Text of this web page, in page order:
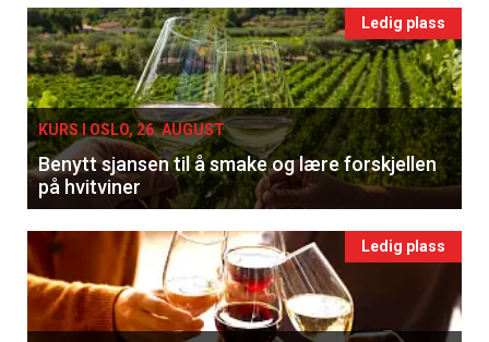
Ledig plass
KURS I OSLO, 26. AUGUST
Benytt sjansen til å smake og lære forskjellen
på hvitviner
Ledig plass